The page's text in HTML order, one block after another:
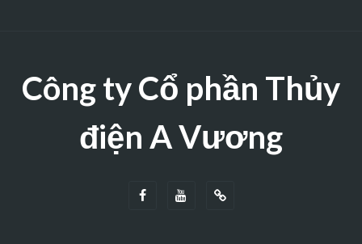
Công ty Cổ phần Thủy
điện A Vương